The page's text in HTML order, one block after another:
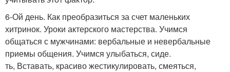
6-Ой день. Как преобразиться за счет маленьких
хитринок. Уроки актерского мастерства. Учимся
общаться с мужчинами: вербальные и невербальные
приемы общения. Учимся улыбаться, сиде.
ть, Вставать, красиво жестикулировать, смеяться,